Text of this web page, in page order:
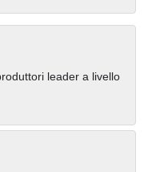
leader a livello